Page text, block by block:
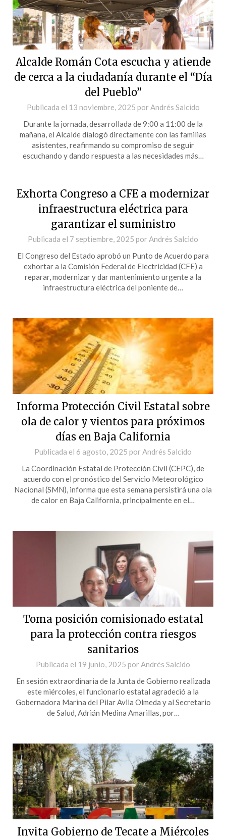
Alcalde Román Cota escucha y atiende
de cerca a la ciudadanía durante el “Día
del Pueblo”
Publicada el 13 noviembre, 2025 por Andrés Salcido
Durante la jornada, desarrollada de 9:00 a 11:00 de la
mañana, el Alcalde dialogó directamente con las familias
asistentes, reafirmando su compromiso de seguir
escuchando y dando respuesta a las necesidades más…
Exhorta Congreso a CFE a modernizar
infraestructura eléctrica para
garantizar el suministro
Publicada el 7 septiembre, 2025 por Andrés Salcido
El Congreso del Estado aprobó un Punto de Acuerdo para
exhortar a la Comisión Federal de Electricidad (CFE) a
reparar, modernizar y dar mantenimiento urgente a la
infraestructura eléctrica del poniente de…
Informa Protección Civil Estatal sobre
ola de calor y vientos para próximos
días en Baja California
Publicada el 6 agosto, 2025 por Andrés Salcido
La Coordinación Estatal de Protección Civil (CEPC), de
acuerdo con el pronóstico del Servicio Meteorológico
Nacional (SMN), informa que esta semana persistirá una ola
de calor en Baja California, principalmente en el…
Toma posición comisionado estatal
para la protección contra riesgos
sanitarios
Publicada el 19 junio, 2025 por Andrés Salcido
En sesión extraordinaria de la Junta de Gobierno realizada
este miércoles, el funcionario estatal agradeció a la
Gobernadora Marina del Pilar Avila Olmeda y al Secretario
de Salud, Adrián Medina Amarillas, por…
Invita Gobierno de Tecate a Miércoles